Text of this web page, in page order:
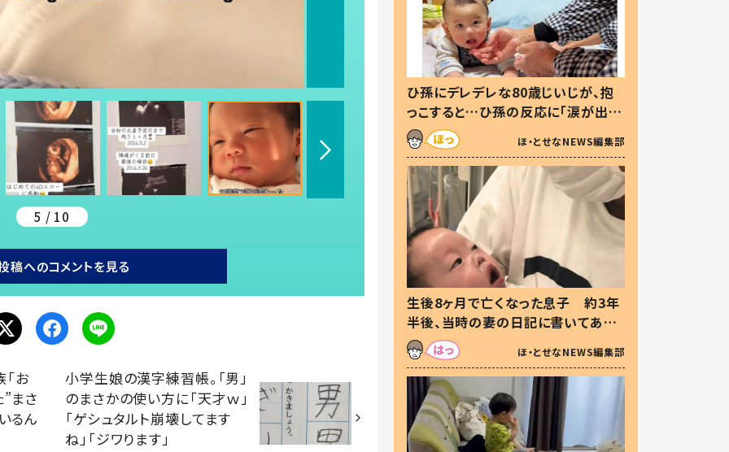
5 / 10
稿へのコメントを見る
お
”まさ
るん
小学生娘の漢字練習帳。「男」
のまさかの使い方に「天才ｗ」
「ゲシュタルト崩壊してます
ね」「ジワります」
ひ孫にデレデレな80歳じいじが、抱
っこすると…ひ孫の反応に「涙が出ま
した」「可愛くて仕方ない」
ほ・とせなNEWS編集部
生後8ヶ月で亡くなった息子 約3年
半後、当時の妻の日記に書いてあっ
た本音とは
ほ・とせなNEWS編集部